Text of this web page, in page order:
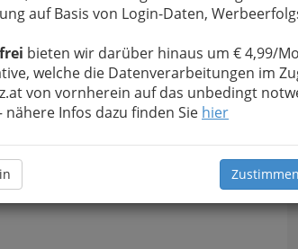
auf Basis von Login-Daten,
bieten wir darüber hinaus um € 4,99/
welche die Datenverarbeitungen im
von vornherein auf das unbedingt
Infos dazu finden Sie hier